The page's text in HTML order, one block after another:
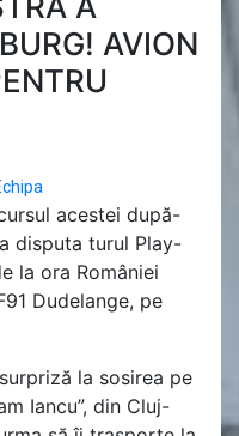
AVION
acestei după-
disputa turul Play-
la ora României
Dudelange, pe
la sosirea pe
Iancu”, din Cluj-